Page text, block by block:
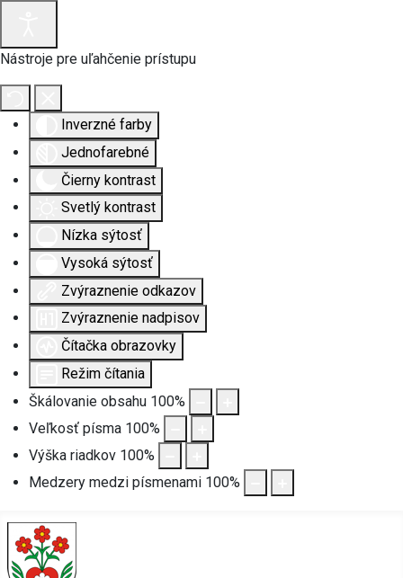
Nástroje pre uľahčenie prístupu
Inverzné farby
Jednofarebné
Čierny kontrast
Svetlý kontrast
Nízka sýtosť
Vysoká sýtosť
Zvýraznenie odkazov
Zvýraznenie nadpisov
Čítačka obrazovky
Režim čítania
Škálovanie obsahu 100%
Veľkosť písma 100%
Výška riadkov 100%
Medzery medzi písmenami 100%